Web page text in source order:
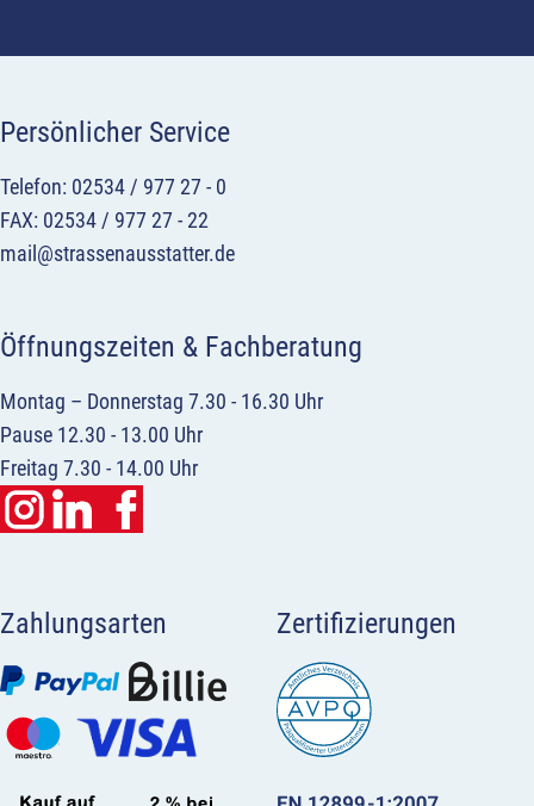
Persönlicher Service
Telefon: 02534 / 977 27 - 0
FAX: 02534 / 977 27 - 22
mail@strassenausstatter.de
Öffnungszeiten & Fachberatung
Montag – Donnerstag 7.30 - 16.30 Uhr
Pause 12.30 - 13.00 Uhr
Freitag 7.30 - 14.00 Uhr
Zahlungsarten Zertifizierungen